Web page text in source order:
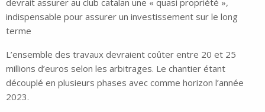
devrait assurer au club catalan une « quasi propriété »,
indispensable pour assurer un investissement sur le long
terme
L’ensemble des travaux devraient coûter entre 20 et 25
millions d’euros selon les arbitrages. Le chantier étant
découplé en plusieurs phases avec comme horizon l’année
2023.